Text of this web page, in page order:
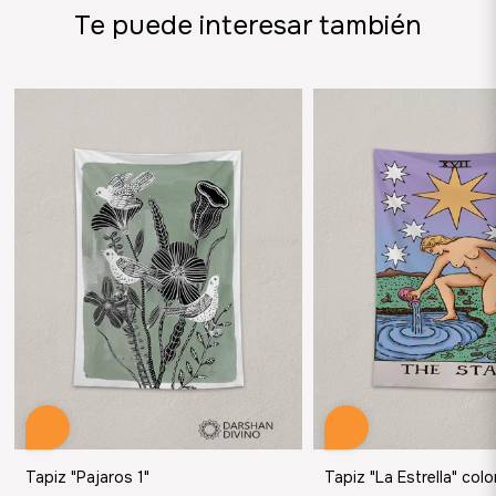
Te puede interesar también
Tapiz "Pajaros 1"
Tapiz "La Estrella"